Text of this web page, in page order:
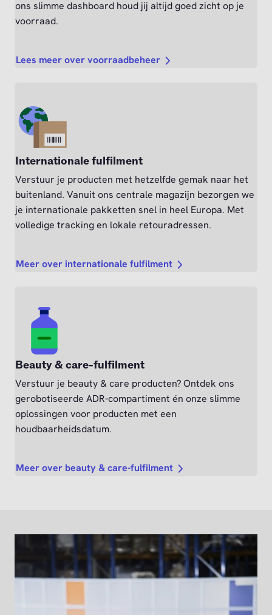
ons slimme dashboard houd jij altijd goed zicht op je
voorraad.
Lees meer over voorraadbeheer
Internationale fulfilment
Verstuur je producten met hetzelfde gemak naar het
buitenland. Vanuit ons centrale magazijn bezorgen we
je internationale pakketten snel in heel Europa. Met
volledige tracking en lokale retouradressen.
Meer over internationale fulfilment
Beauty & care-fulfilment
Verstuur je beauty & care producten? Ontdek ons
gerobotiseerde ADR-compartiment én onze slimme
oplossingen voor producten met een
houdbaarheidsdatum.
Meer over beauty & care-fulfilment